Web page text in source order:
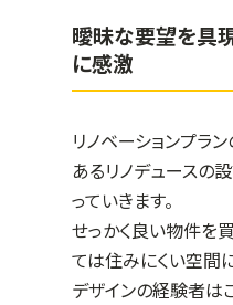
曖昧な要望を具
に感激
リノベーションプラ
あるリノデュースの
っていきます。
せっかく良い物件を
ては住みにくい空間
デザインの経験者は